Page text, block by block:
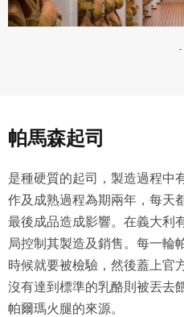
-
帕馬森起司
是種硬質的起司，製造過程中
作及成熟過程為期兩年，每天
最後成品造成影響。在義大利
局控制其製造及銷售。每一輪
時候就要被檢驗，然後蓋上官
沒有達到標準的乳酪則被丟去
帕爾瑪火腿的來源。